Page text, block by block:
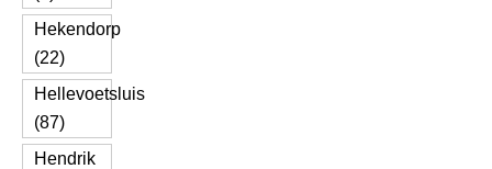
Hekendorp
(22)
Hellevoetsluis
(87)
Hendrik